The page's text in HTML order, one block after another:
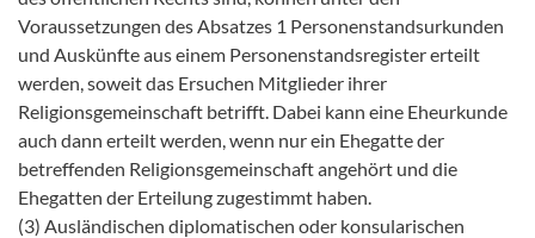
Voraussetzungen des Absatzes 1 Personenstandsurkunden
und Auskünfte aus einem Personenstandsregister erteilt
werden, soweit das Ersuchen Mitglieder ihrer
Religionsgemeinschaft betrifft. Dabei kann eine Eheurkunde
auch dann erteilt werden, wenn nur ein Ehegatte der
betreffenden Religionsgemeinschaft angehört und die
Ehegatten der Erteilung zugestimmt haben.
(3) Ausländischen diplomatischen oder konsularischen